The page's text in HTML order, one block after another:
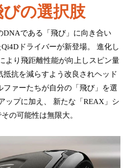
の選択肢
DNAである「飛び」に向き合い
ドライバーが新登場。 進化し
より飛距離性能が向上しスピン量
抵抗を減らすよう改良されヘッド
ファーたちが自分の「飛び」を選
ップに加え、 新たな「REAX」シ
の可能性は無限大。